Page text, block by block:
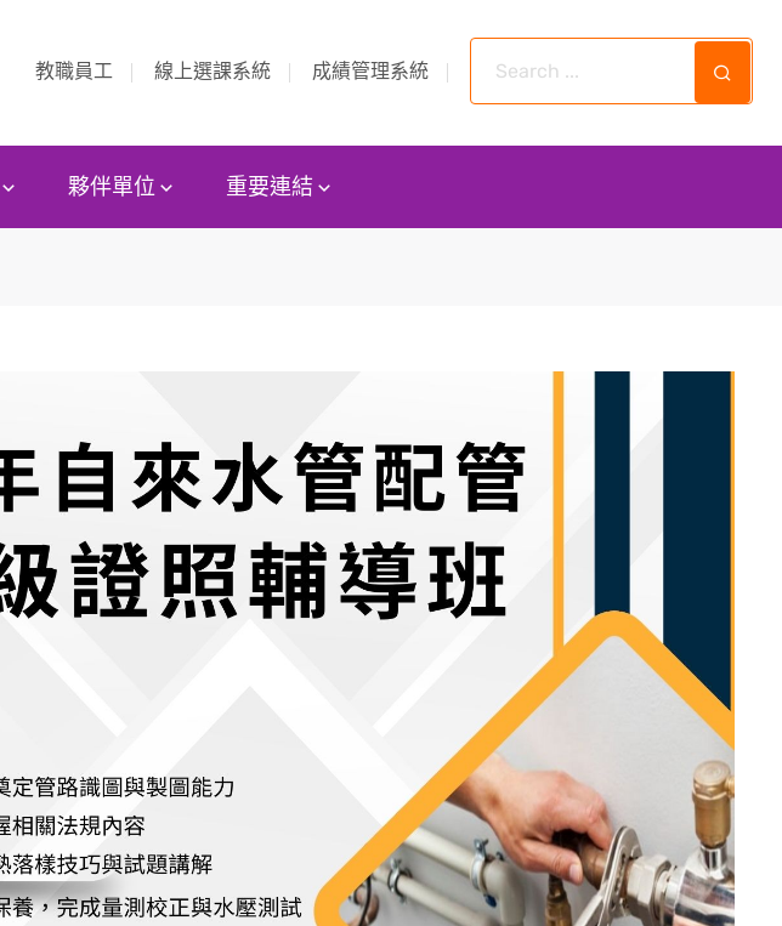
教職員工 線上選課系統 成績管理系統
夥伴單位 重要連結